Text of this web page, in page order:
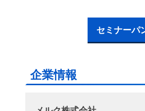
セミナーパ
企業情報